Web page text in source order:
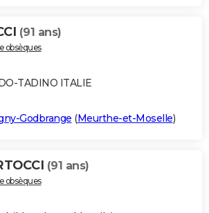
(91 ans)
obsèques
TADINO ITALIE
Godbrange (Meurthe-et-Moselle)
(91 ans)
obsèques